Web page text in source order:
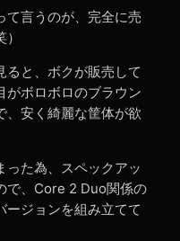
て言うのが、完全に売
ると、ボクが販売して
がボロボロのブラウン
、安く綺麗な筐体が欲
った為、スペックアッ
で、Core 2 Duo関係の
ージョンを組み立てて